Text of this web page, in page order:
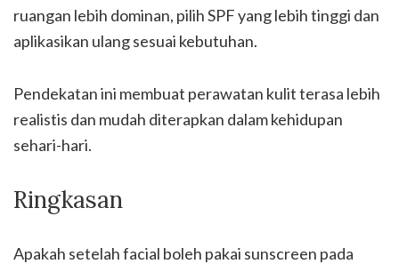
ruangan lebih dominan, pilih SPF yang lebih tinggi dan
aplikasikan ulang sesuai kebutuhan.
Pendekatan ini membuat perawatan kulit terasa lebih
realistis dan mudah diterapkan dalam kehidupan
sehari-hari.
Ringkasan
Apakah setelah facial boleh pakai sunscreen pada